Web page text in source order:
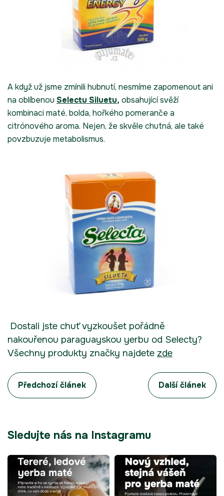
A když už jsme zmínili hubnutí, nesmíme zapomenout ani
na oblíbenou Selectu Siluetu, obsahující svěží
kombinaci maté, bolda, hořkého pomeranče a
citrónového aroma. Nejen, že skvěle chutná, ale také
povzbuzuje metabolismus.
Dostali jste chuť vyzkoušet pořádně
nakouřenou paraguayskou yerbu od Selecty?
Všechny produkty značky najdete zde
Předchozí článek Další článek
Sledujte nás na Instagramu